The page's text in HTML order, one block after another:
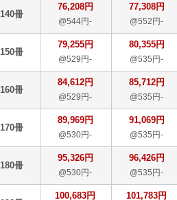
140冊
76,208円
@544円-
77,308円
@552円-
150冊
79,255円
@529円-
80,355円
@535円-
160冊
84,612円
@529円-
85,712円
@535円-
170冊
89,969円
@530円-
91,069円
@535円-
180冊
95,326円
@530円-
96,426円
@535円-
100,683円 101,783円